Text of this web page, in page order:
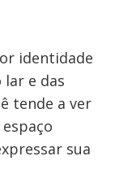
identidade
e das
tende a ver
sua